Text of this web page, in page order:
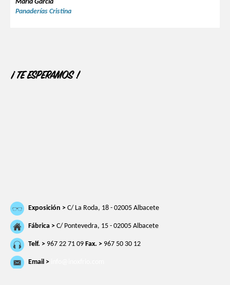
María García
Panaderías Cristina
¡ TE ESPERAMOS !
Exposición > C/ La Roda, 18 - 02005 Albacete
Fábrica > C/ Pontevedra, 15 - 02005 Albacete
Telf. > 967 22 71 09 Fax. > 967 50 30 12
Email >